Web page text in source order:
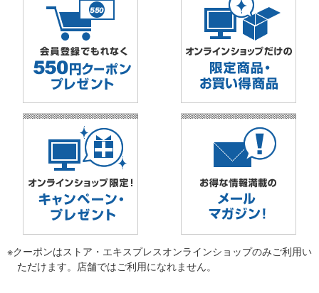
※クーポンはストア・エキスプレスオンラインショップのみご利用い
ただけます。店舗ではご利用になれません。